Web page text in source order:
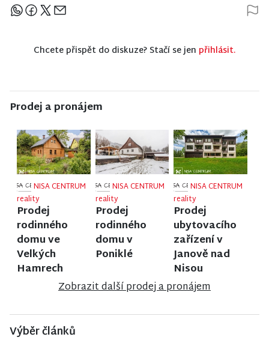
Sdílejte článek
Chcete přispět do diskuze? Stačí se jen přihlásit.
Prodej a pronájem
NISA CENTRUM
reality
Prodej
rodinného
domu ve
Velkých
Hamrech
NISA CENTRUM
reality
Prodej
rodinného
domu v
Poniklé
NISA CENTRUM
reality
Prodej
ubytovacího
zařízení v
Janově nad
Nisou
Zobrazit další prodej a pronájem
Výběr článků